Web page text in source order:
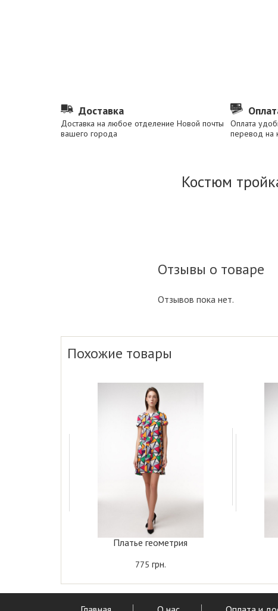
Доставка
Доставка на любое отделение Новой почты
вашего города
Оплата
перевод на
Костюм
Отзывы о товаре
Отзывов пока нет.
Похожие товары
Платье геометрия
775 грн.